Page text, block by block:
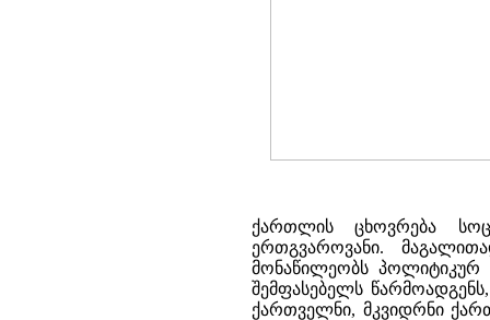
ქართლის ცხოვრება
ერთგვაროვანი.
მონაწილეობს პოლიტიკურ
შემფასებელს
ქართველნი, მკვიდრნი